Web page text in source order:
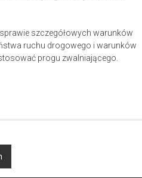
szczegółowych warunków
ruchu drogowego i warunków
progu zwalniającego.